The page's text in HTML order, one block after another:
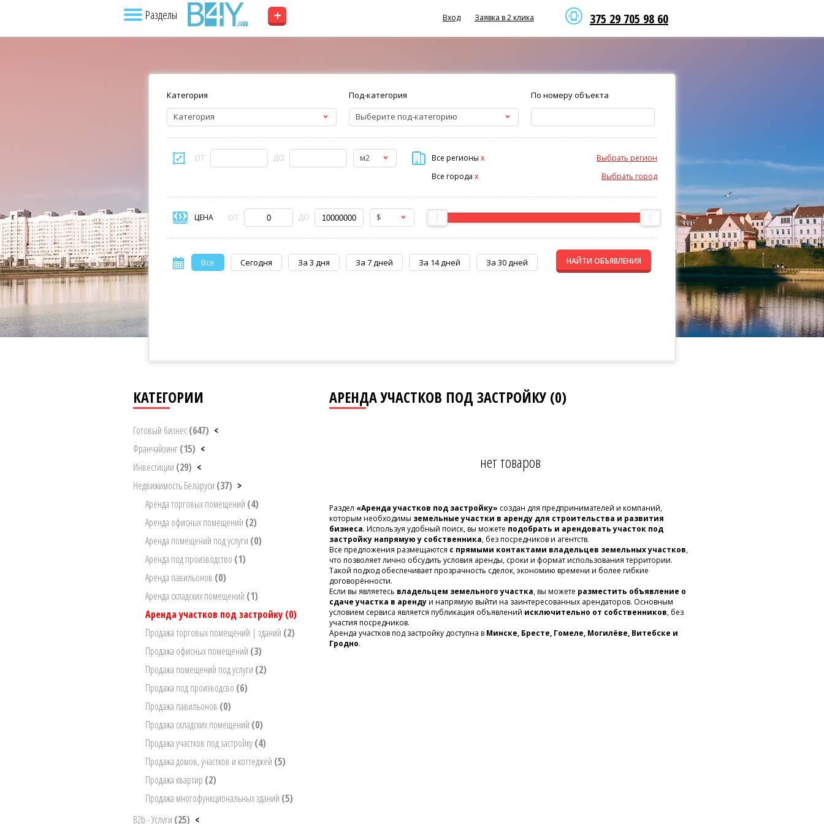
Разделы + 375 29 705 98 60
Вход Заявка в 2 клика
Категория
Категория
Под-категория
Выберите под-категорию
По номеру объекта
ОТ ДО м2 Все регионы Выбрать регион
x
Все города
Выбрать город
x
ЦЕНА ОТ ДО $
Все Сегодня За 3 дня За 7 дней За 14 дней За 30 дней НАЙТИ ОБЪЯВЛЕНИЯ
КАТЕГОРИИ
Готовый бизнес(647) <
Франчайзинг(15) <
Инвестиции (29) <
Недвижимость Беларуси (37) >
Аренда торговых помещений (4)
Аренда офисных помещений (2)
Аренда помещений под услуги (0)
Аренда под производство (1)
Аренда павильонов (0)
Аренда складских помещений (1)
Аренда участков под застройку (0)
Продажа торговых помещений | зданий (2)
Продажа офисных помещений (3)
Продажа помещений под услуги (2)
Продажа под производсво (6)
Продажа павильонов (0)
Продажа складских помещений (0)
Продажа участков под застройку(4)
Продажа домов, участков и коттеджей (5)
Продажа квартир (2)
Продажа многофункциональных зданий (5)
B2b - Услуги (25) <
АРЕНДА УЧАСТКОВ ПОД ЗАСТРОЙКУ (0)
нет товаров
Раздел «Аренда участков под застройку» создан для предпринимателей и компаний,
которым необходимы земельные участки в аренду для строительства и развития
бизнеса. Используя удобный поиск, вы можете подобрать и арендовать участок под
застройку напрямую у собственника, без посредников и агентств.
Все предложения размещаются с прямыми контактами владельцев земельных участков,
что позволяет лично обсудить условия аренды, сроки и формат использования территории.
Такой подход обеспечивает прозрачность сделок, экономию времени и более гибкие
договорённости.
Если вы являетесь владельцем земельного участка, вы можете разместить объявление о
сдаче участка в арендуи напрямую выйти на заинтересованных арендаторов. Основным
условием сервиса является публикация объявлений исключительно от собственников, без
участия посредников.
Аренда участков под застройку доступна в Минске, Бресте, Гомеле, Могилёве, Витебске и
Гродно.